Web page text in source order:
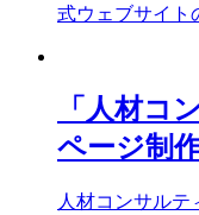
式ウェブサイト
「人材コ
ページ制
人材コンサルテ